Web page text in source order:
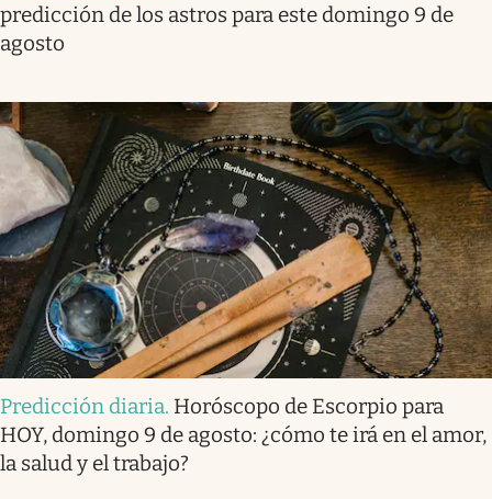
predicción de los astros para este domingo 9 de
agosto
Predicción diaria. Horóscopo de Escorpio para
HOY, domingo 9 de agosto: ¿cómo te irá en el amor,
la salud y el trabajo?